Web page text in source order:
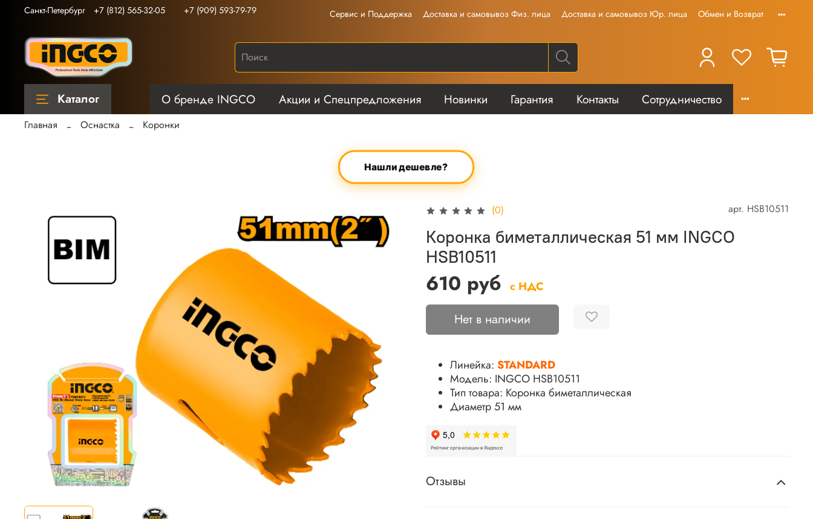
Сервис и Поддержка Доставка и самовывоз Физ. лица Доставка и самовывоз Юр. лица Обмен и Возврат
Санкт-Петербург +7 (812) 565-32-05 +7 (909) 593-79-79
Каталог О бренде INGCO Акции и Спецпредложения Новинки Гарантия Контакты Сотрудничество
Главная Оснастка Коронки
Нашли дешевле?
(0) арт. HSB10511
Коронка биметаллическая 51 мм INGCO
HSB10511
610 руб с НДС
Нет в наличии
Линейка: STANDARD
Модель: INGCO HSB10511
Тип товара: Коронка биметаллическая
Диаметр 51 мм
Отзывы